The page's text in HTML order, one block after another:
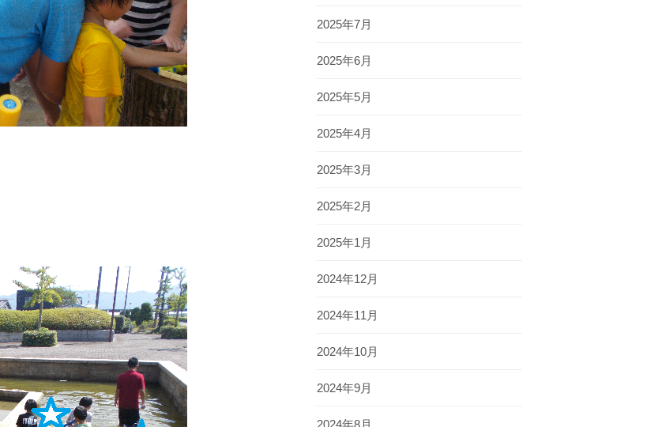
2025年7月
2025年6月
2025年5月
2025年4月
2025年3月
2025年2月
2025年1月
2024年12月
2024年11月
2024年10月
2024年9月
2024年8月